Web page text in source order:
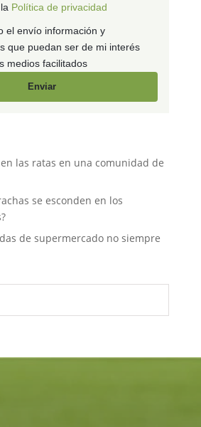
Política de privacidad
el envío información y
que puedan ser de mi interés
medios facilitados
las ratas en una comunidad de
se esconden en los
de supermercado no siempre